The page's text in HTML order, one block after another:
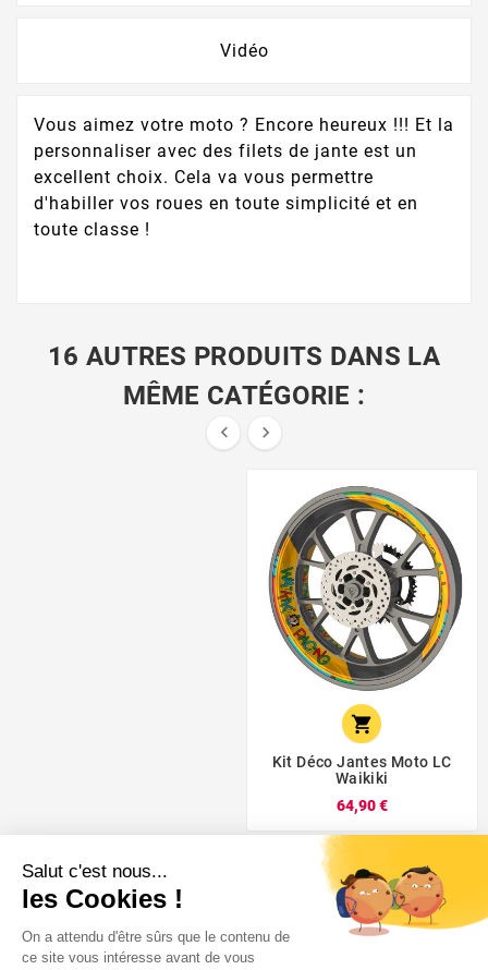
Vidéo
Vous aimez votre moto ? Encore heureux !!! Et la
personnaliser avec des filets de jante est un
excellent choix. Cela va vous permettre
d'habiller vos roues en toute simplicité et en
toute classe !
16 AUTRES PRODUITS DANS LA
MÊME CATÉGORIE :
 

Kit Déco Jantes Moto LC
Waikiki
64,90 €
Super Fabrique, c'est fabriqué en France, Au fin fond de la